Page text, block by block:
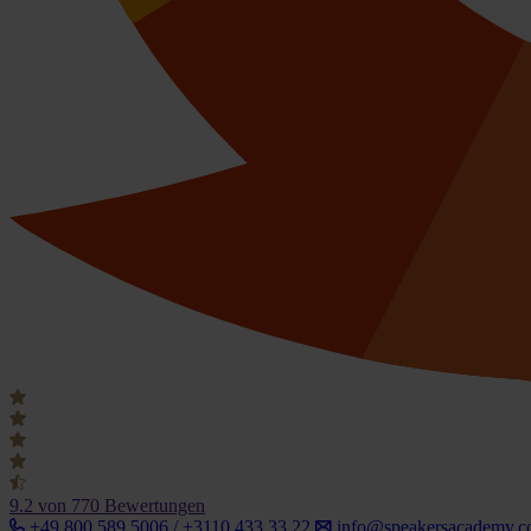
9.2 von 770 Bewertungen
+49 800 589 5006 / +3110 433 33 22